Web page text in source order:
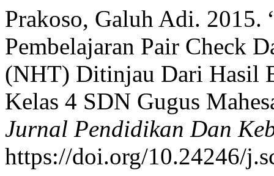
Prakoso, Galuh Adi. 2015.
Pembelajaran Pair Check
(NHT) Ditinjau Dari Hasil
Kelas 4 SDN Gugus
Jurnal Pendidikan Dan
https://doi.org/10.24246/